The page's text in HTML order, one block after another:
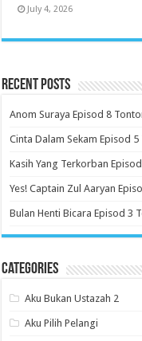
July 4, 2026
Recent Posts
Anom Suraya Episod 8
Cinta Dalam Sekam Episod
Kasih Yang Terkorban
Yes! Captain Zul Aaryan
Bulan Henti Bicara Episod 3
Categories
Aku Bukan Ustazah 2
Aku Pilih Pelangi